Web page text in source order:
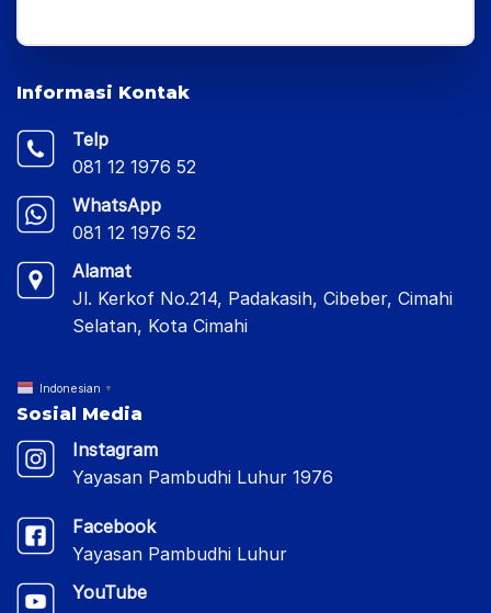
Informasi Kontak
Telp
081 12 1976 52
WhatsApp
081 12 1976 52
Alamat
Jl. Kerkof No.214, Padakasih, Cibeber, Cimahi
Selatan, Kota Cimahi
Indonesian ▼
Sosial Media
Instagram
Yayasan Pambudhi Luhur 1976
Facebook
Yayasan Pambudhi Luhur
YouTube